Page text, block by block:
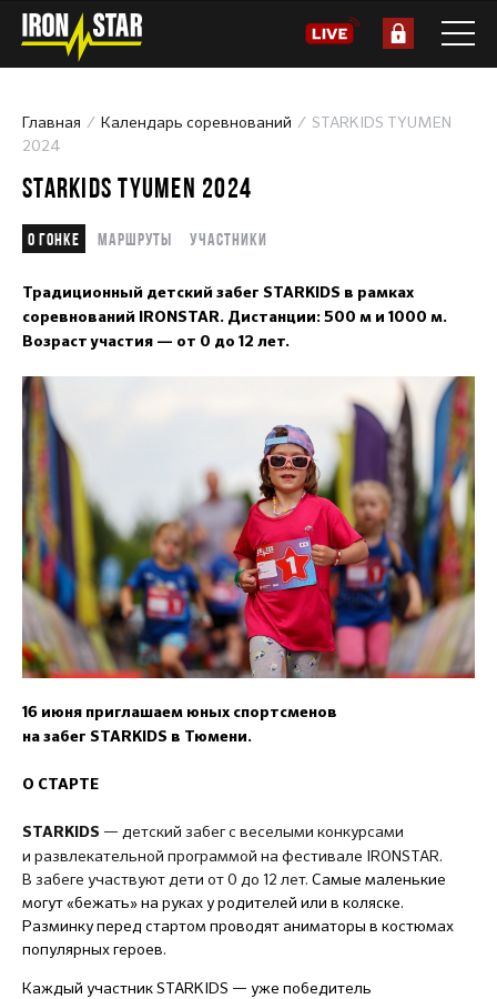
Главная Календарь соревнований
STARKIDS TYUMEN
2024
STARKIDS TYUMEN 2024
О гонке Маршруты Участники
Традиционный детский забег STARKIDS в рамках
соревнований IRONSTAR. Дистанции: 500 м и 1000 м.
Возраст участия — от 0 до 12 лет.
16 июня приглашаем юных спортсменов
на забег STARKIDS в Тюмени.
О СТАРТЕ
STARKIDS — детский забег с веселыми конкурсами
и развлекательной программой на фестивале IRONSTAR.
В забеге участвуют дети от 0 до 12 лет. Самые маленькие
могут «бежать» на руках у родителей или в коляске.
Разминку перед стартом проводят аниматоры в костюмах
популярных героев.
Каждый участник STARKIDS — уже победитель